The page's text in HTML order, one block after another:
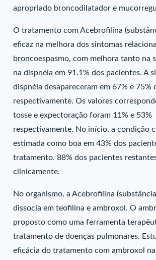
apropriado broncodilatador e
O tratamento com Acebrofilina
eficaz na melhora dos sintomas
broncoespasmo, com melhora tanto na
na dispnéia em 91.1% dos pacientes. A
dispnéia desapareceram em 67% e 75%
respectivamente. Os valores
tosse e expectoração foram 11% e 53%
respectivamente. No início, a condição
estimada como boa em 43% dos
tratamento. 88% dos pacientes
clinicamente.
No organismo, a Acebrofilina
dissocia em teofilina e ambroxol. O
proposto como uma ferramenta
tratamento de doenças pulmonares.
eficácia do tratamento com ambroxol na